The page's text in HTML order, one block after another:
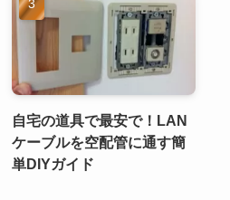
自宅の道具で最安で！LAN
ケーブルを空配管に通す簡
単DIYガイド